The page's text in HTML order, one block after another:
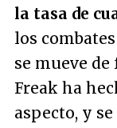
la tasa de
los
se mueve
Freak ha
aspecto, y